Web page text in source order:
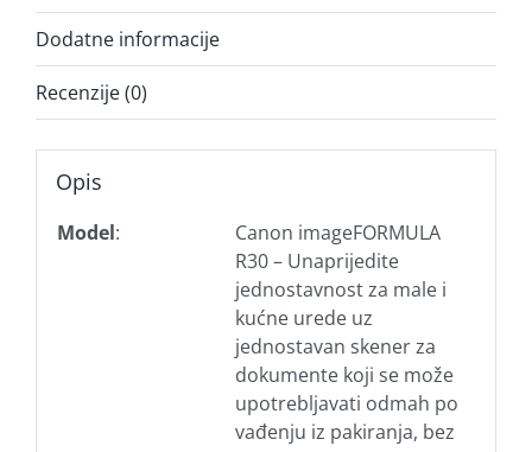
Dodatne informacije
Recenzije (0)
Opis
Model:
Canon imageFORMULA
R30 – Unaprijedite
jednostavnost za male i
kućne urede uz
jednostavan skener za
dokumente koji se može
upotrebljavati odmah po
vađenju iz pakiranja, bez